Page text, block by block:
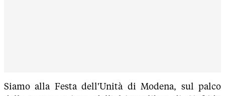
Siamo alla Festa dell'Unità di Modena, sul palco